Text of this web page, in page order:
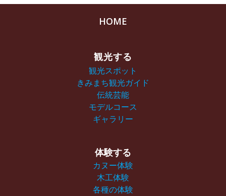
HOME
観光する
観光スポット
きみまち観光ガイド
伝統芸能
モデルコース
ギャラリー
体験する
カヌー体験
木工体験
各種の体験